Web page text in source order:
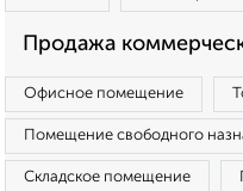
Продажа
Офисное помещение
Помещение свободного
Складское помещение